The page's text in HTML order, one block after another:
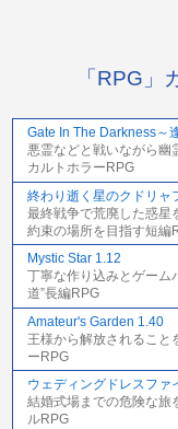
「RPG」
Gate In The Darkness～
悪霊などと戦いながら幽
カルトホラーRPG
終わり逝く星のクドリャ
最終戦争で荒廃した惑星
約束の場所を目指す短編
Mystic Star 1.12
丁寧な作り込みとゲーム
道”長編RPG
Amateur's Garden 1.40
王様から解放されること
ーRPG
ウェディングドレスファ
結婚式場までの危険な旅
ルRPG